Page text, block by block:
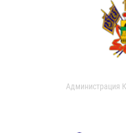
Администрация